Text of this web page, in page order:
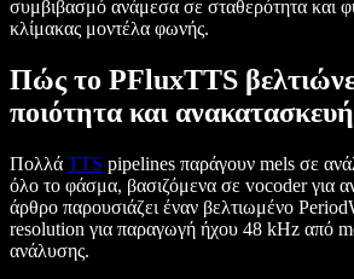
συμβιβασμό ανάμεσα σε σταθερότητα και
κλίμακας μοντέλα φωνής.
Πώς το PFluxTTS
ποιότητα και
Πολλά TTS pipelines παράγουν mels σε
όλο το φάσμα, βασιζόμενα σε vocoder για
άρθρο παρουσιάζει έναν βελτιωμένο
resolution για παραγωγή ήχου 48 kHz από
ανάλυσης.